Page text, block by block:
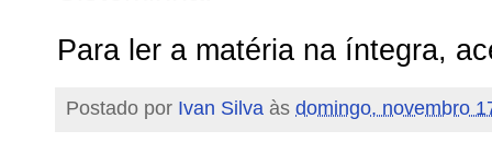
Para ler a matéria na íntegra,
Postado por Ivan Silva às domingo, novembro